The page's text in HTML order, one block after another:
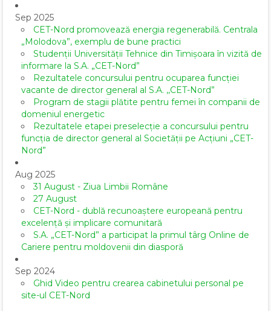
Sep 2025
CET-Nord promovează energia regenerabilă. Centrala
„Molodova”, exemplu de bune practici
Studenții Universității Tehnice din Timișoara în vizită de
informare la S.A. „CET-Nord”
Rezultatele concursului pentru ocuparea funcției
vacante de director general al S.A. ,,CET-Nord”
Program de stagii plătite pentru femei în companii de
domeniul energetic
Rezultatele etapei preselecție a concursului pentru
funcția de director general al Societăţii pe Acţiuni „CET-
Nord”
Aug 2025
31 August - Ziua Limbii Române
27 August
CET-Nord - dublă recunoaștere europeană pentru
excelență și implicare comunitară
S.A. „CET-Nord” a participat la primul târg Online de
Cariere pentru moldovenii din diasporă
Sep 2024
Ghid Video pentru crearea cabinetului personal pe
site-ul CET-Nord